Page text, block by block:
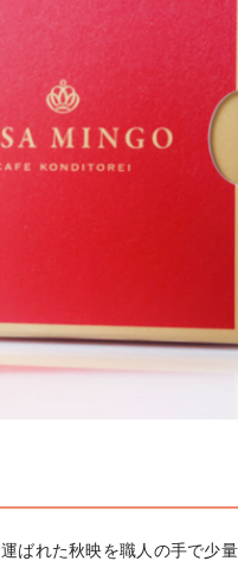
ばれた秋映を職人の手で少